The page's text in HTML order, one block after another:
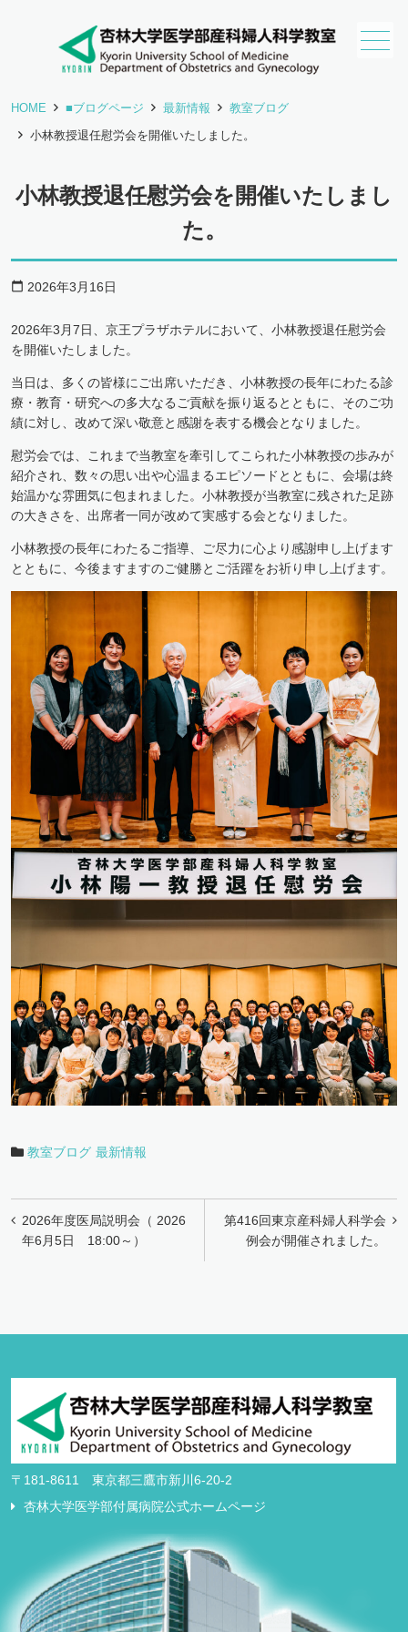
HOME ■ブログページ 最新情報
教室ブログ
小林教授退任慰労会を開催いたしました。
小林教授退任慰労会を開催いたしまし
た。
calendar_today 2026年3月16日
2026年3月7日、京王プラザホテルにおいて、小林教授退任慰労会
を開催いたしました。
当日は、多くの皆様にご出席いただき、小林教授の長年にわたる診
療・教育・研究への多大なるご貢献を振り返るとともに、そのご功
績に対し、改めて深い敬意と感謝を表する機会となりました。
慰労会では、これまで当教室を牽引してこられた小林教授の歩みが
紹介され、数々の思い出や心温まるエピソードとともに、会場は終
始温かな雰囲気に包まれました。小林教授が当教室に残された足跡
の大きさを、出席者一同が改めて実感する会となりました。
小林教授の長年にわたるご指導、ご尽力に心より感謝申し上げます
とともに、今後ますますのご健勝とご活躍をお祈り申し上げます。
教室ブログ 最新情報
投
稿
ゲ
ョ
ン
第416回東京産科婦人科学会
例会が開催されました。
2026年度医局説明会（ 2026
年6月5日 18:00～）
〒181-8611 東京都三鷹市新川6-20-2
杏林大学医学部付属病院公式ホームページ